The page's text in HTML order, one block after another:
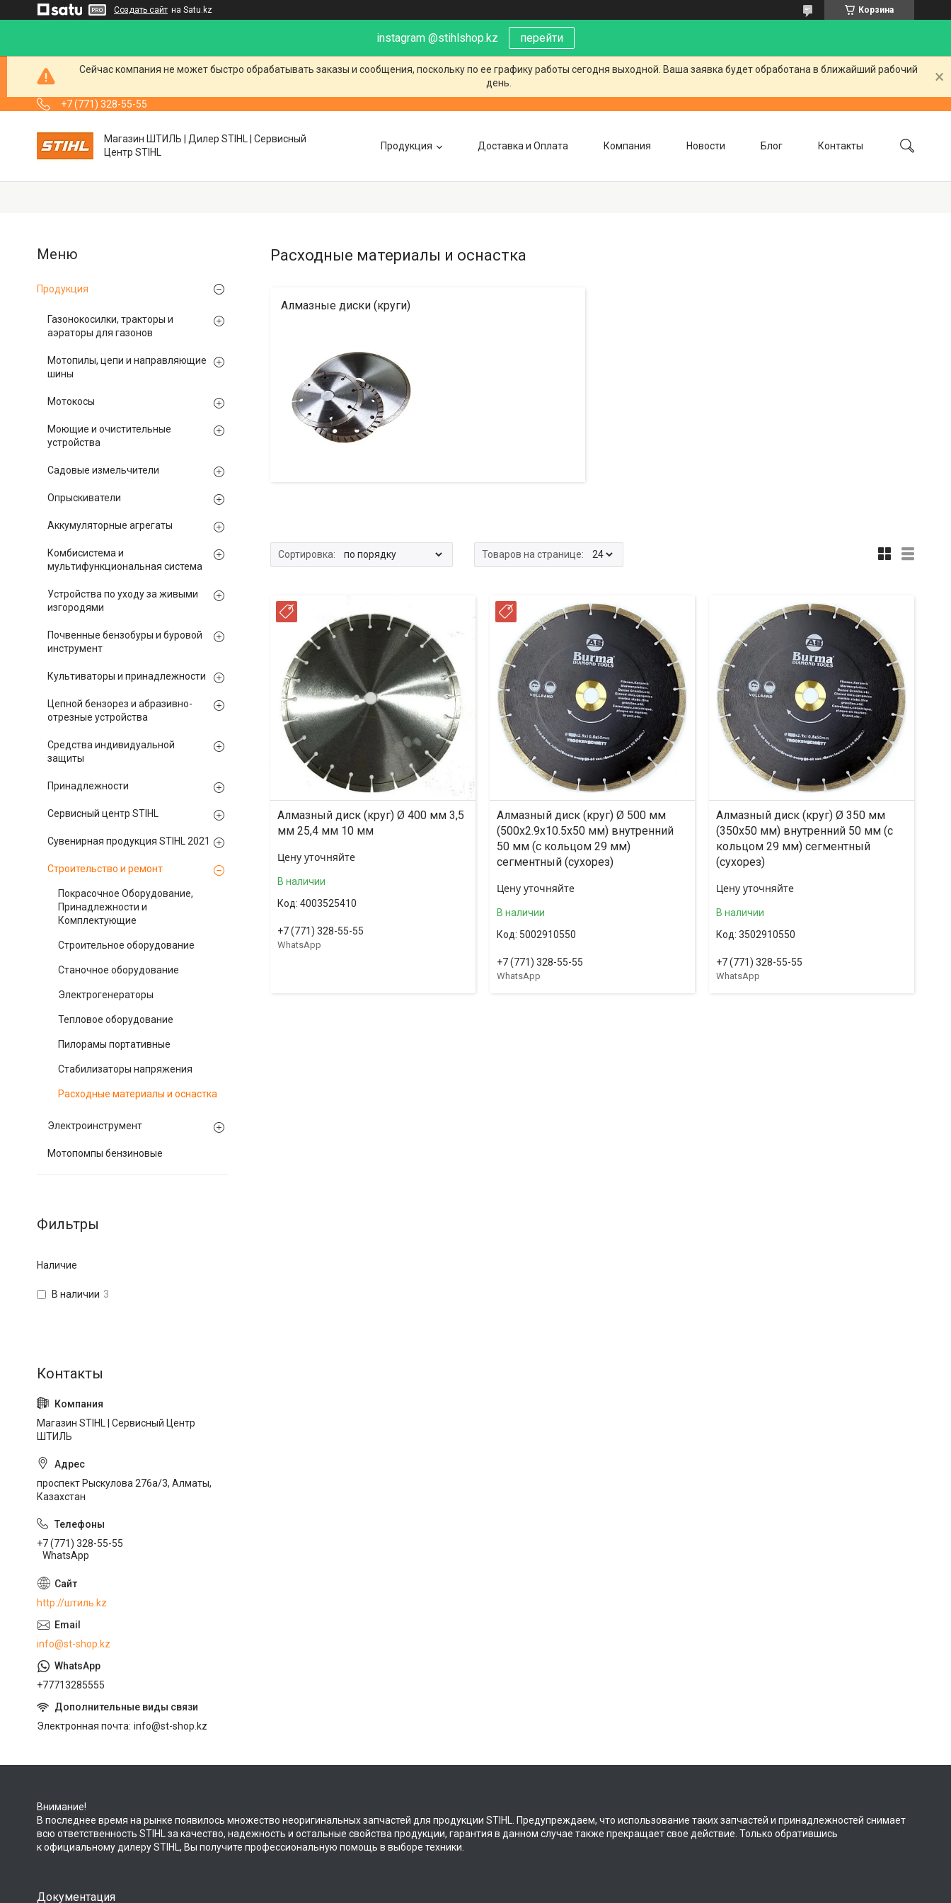
Создать сайт на Satu.kz Корзина
instagram @stihlshop.kz перейти
Сейчас компания не может быстро обрабатывать заказы и сообщения, поскольку по ее графику работы сегодня выходной. Ваша заявка будет обработана в ближайший рабочий
день.
+7 (771) 328-55-55
Магазин ШТИЛЬ | Дилер STIHL | Сервисный
Центр STIHL
Продукция Доставка и Оплата Компания Новости Блог Контакты
Расходные материалы и оснастка
Алмазные диски (круги)
РАССРОЧКА
Алмазный диск (круг) Ø 400 мм 3,5
мм 25,4 мм 10 мм
Цену уточняйте
В наличии
4003525410
+7 (771) 328-55-55
WhatsApp
РАССРОЧКА
Алмазный диск (круг) Ø 500 мм
(500x2.9x10.5x50 мм) внутренний
50 мм (с кольцом 29 мм)
сегментный (сухорез)
Цену уточняйте
В наличии
5002910550
+7 (771) 328-55-55
WhatsApp
Алмазный диск (круг) Ø 350 мм
(350x50 мм) внутренний 50 мм (с
кольцом 29 мм) сегментный
(сухорез)
Цену уточняйте
В наличии
3502910550
+7 (771) 328-55-55
WhatsApp
Продукция
Газонокосилки, тракторы и
аэраторы для газонов
Мотопилы, цепи и направляющие
шины
Мотокосы
Моющие и очистительные
устройства
Садовые измельчители
Опрыскиватели
Аккумуляторные агрегаты
Комбисистема и
мультифункциональная система
Устройства по уходу за живыми
изгородями
Почвенные бензобуры и буровой
инструмент
Культиваторы и принадлежности
Цепной бензорез и абразивно-
отрезные устройства
Средства индивидуальной
защиты
Принадлежности
Сервисный центр STIHL
Сувенирная продукция STIHL 2021
Строительство и ремонт
Покрасочное Оборудование,
Принадлежности и
Комплектующие
Строительное оборудование
Станочное оборудование
Электрогенераторы
Тепловое оборудование
Пилорамы портативные
Стабилизаторы напряжения
Расходные материалы и оснастка
Электроинструмент
Мотопомпы бензиновые
Фильтры
Наличие
В наличии 3
Магазин STIHL | Сервисный Центр
ШТИЛЬ
проспект Рыскулова 276а/3, Алматы,
Казахстан
+7 (771) 328-55-55
WhatsApp
http://штиль.kz
info@st-shop.kz
+77713285555
Электронная почта info@st-shop.kz
Внимание!
В последнее время на рынке появилось множество неоригинальных запчастей для продукции STIHL. Предупреждаем, что использование таких запчастей и принадлежностей снимает
всю ответственность STIHL за качество, надежность и остальные свойства продукции, гарантия в данном случае также прекращает свое действие. Только обратившись
к официальному дилеру STIHL, Вы получите профессиональную помощь в выборе техники.
Документация